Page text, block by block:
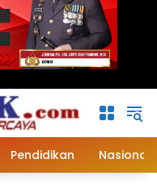
Pendidikan Nasional